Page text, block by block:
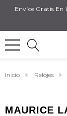
Envíos Gratis En
Inicio Relojes
MAURICE